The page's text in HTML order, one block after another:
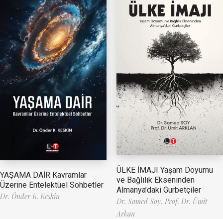
YAŞAMA DAİR Kavramlar
Üzerine Entelektüel Sohbetler
Dr. Önder K. Keskin
ÜLKE İMAJI Yaşam Doyumu
ve Bağlılık Ekseninden
Almanya’daki Gurbetçiler
Dr. Samed Soy, Prof. Dr. Ümit
Arkan